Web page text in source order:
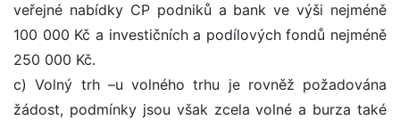
veřejné nabídky CP podniků a bank ve výši nejméně
100 000 Kč a investičních a podílových fondů nejméně
250 000 Kč.
c) Volný trh –u volného trhu je rovněž požadována
žádost, podmínky jsou však zcela volné a burza také